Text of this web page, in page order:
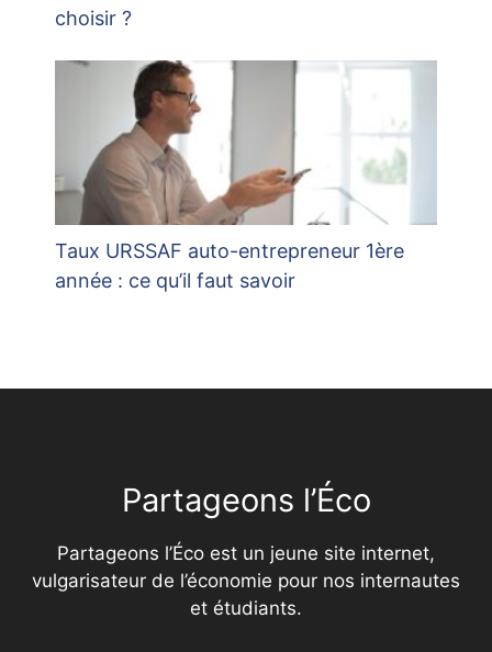
choisir ?
Taux URSSAF auto-entrepreneur 1ère
année : ce qu’il faut savoir
Partageons l’Éco
Partageons l’Éco est un jeune site internet,
vulgarisateur de l’économie pour nos internautes
et étudiants.